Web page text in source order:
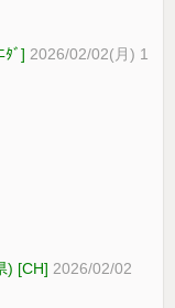
ﾀﾞ] 2026/02/02(月) 1
) [CH] 2026/02/02